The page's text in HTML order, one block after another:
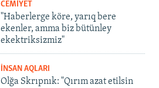
CEMİYET
"Haberlerge köre, yarıq bere
ekenler, amma biz bütünley
ekektriksizmiz"
İNSAN AQLARI
Olğa Skrıpnık: "Qırım azat etilsin